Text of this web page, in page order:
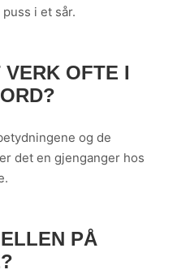
i et sår.
OFTE I
og de
det en gjenganger hos
PÅ